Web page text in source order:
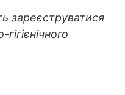
зареєструватися